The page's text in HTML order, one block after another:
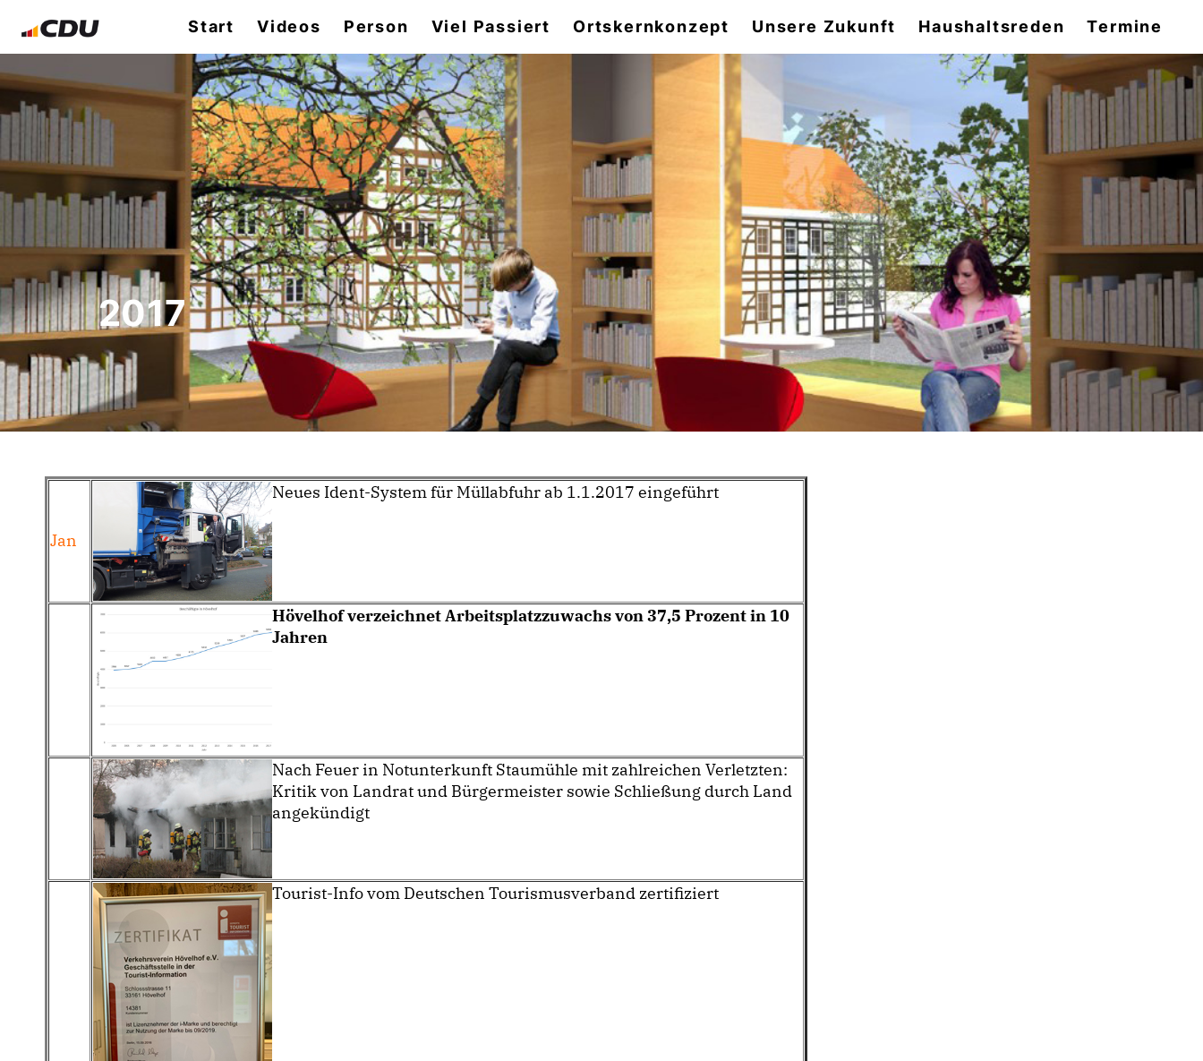
Start Videos Person Viel Passiert Ortskernkonzept Unsere Zukunft Haushaltsreden Termine
2017
Jan
Neues Ident-System für Müllabfuhr ab 1.1.2017 eingeführt
Hövelhof verzeichnet Arbeitsplatzzuwachs von 37,5 Prozent in 10
Jahren
Nach Feuer in Notunterkunft Staumühle mit zahlreichen Verletzten:
Kritik von Landrat und Bürgermeister sowie Schließung durch Land
angekündigt
Tourist-Info vom Deutschen Tourismusverband zertifiziert